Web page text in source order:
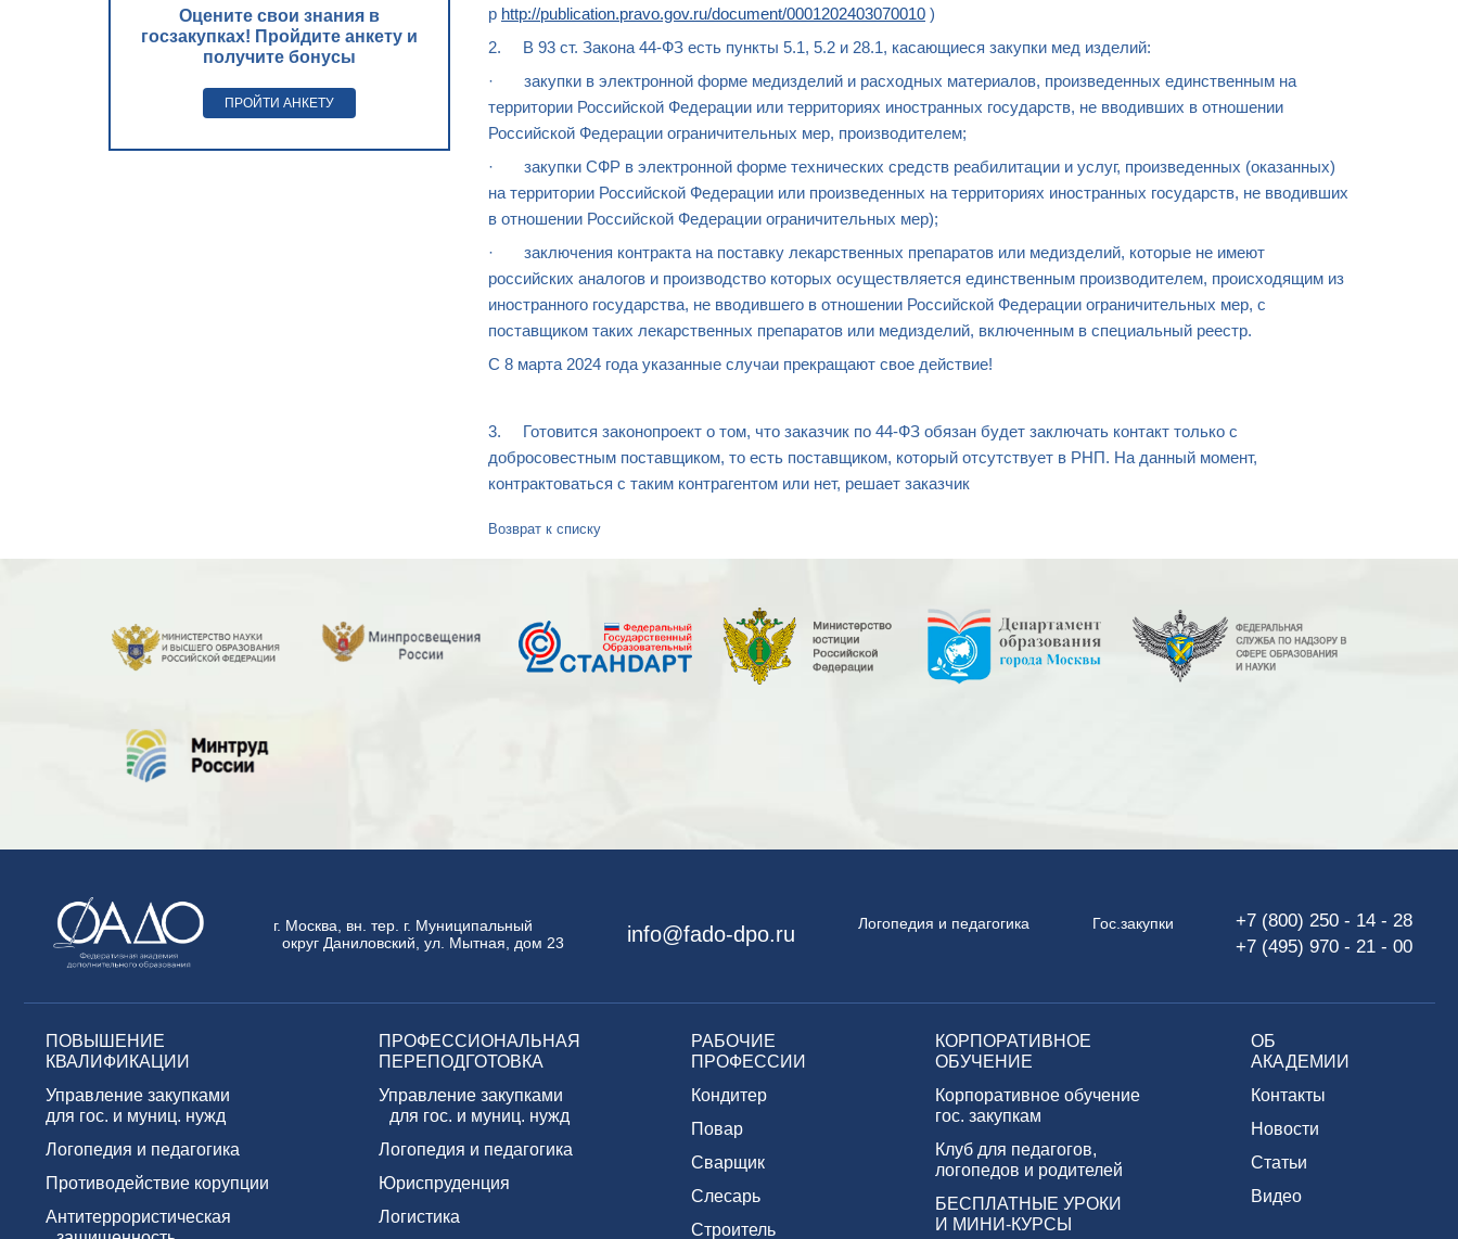
Оцените свои знания в
госзакупках! Пройдите анкету и
получите бонусы
ПРОЙТИ АНКЕТУ
р http://publication.pravo.gov.ru/document/0001202403070010 )
2. В 93 ст. Закона 44-ФЗ есть пункты 5.1, 5.2 и 28.1, касающиеся закупки мед изделий:
· закупки в электронной форме медизделий и расходных материалов, произведенных единственным на
территории Российской Федерации или территориях иностранных государств, не вводивших в отношении
Российской Федерации ограничительных мер, производителем;
· закупки СФР в электронной форме технических средств реабилитации и услуг, произведенных (оказанных)
на территории Российской Федерации или произведенных на территориях иностранных государств, не вводивших
в отношении Российской Федерации ограничительных мер);
· заключения контракта на поставку лекарственных препаратов или медизделий, которые не имеют
российских аналогов и производство которых осуществляется единственным производителем, происходящим из
иностранного государства, не вводившего в отношении Российской Федерации ограничительных мер, с
поставщиком таких лекарственных препаратов или медизделий, включенным в специальный реестр.
С 8 марта 2024 года указанные случаи прекращают свое действие!
3. Готовится законопроект о том, что заказчик по 44-ФЗ обязан будет заключать контакт только с
добросовестным поставщиком, то есть поставщиком, который отсутствует в РНП. На данный момент,
контрактоваться с таким контрагентом или нет, решает заказчик
Возврат к списку
г. Москва, вн. тер. г. Муниципальный
округ Даниловский, ул. Мытная, дом 23
info@fado-dpo.ru Логопедия и педагогика Гос.закупки
+7 (800) 250 - 14 - 28
+7 (495) 970 - 21 - 00
ПОВЫШЕНИЕ
КВАЛИФИКАЦИИ
Управление закупками
для гос. и муниц. нужд
Логопедия и педагогика
Противодействие корупции
Антитеррористическая
ПРОФЕССИОНАЛЬНАЯ
ПЕРЕПОДГОТОВКА
Управление закупками
для гос. и муниц. нужд
Логопедия и педагогика
Юриспруденция
Логистика
РАБОЧИЕ
ПРОФЕССИИ
Кондитер
Повар
Сварщик
Слесарь
Строитель
КОРПОРАТИВНОЕ
ОБУЧЕНИЕ
Корпоративное обучение
гос. закупкам
Клуб для педагогов,
логопедов и родителей
БЕСПЛАТНЫЕ УРОКИ
И МИНИ-КУРСЫ
ОБ
АКАДЕМИИ
Контакты
Новости
Статьи
Видео